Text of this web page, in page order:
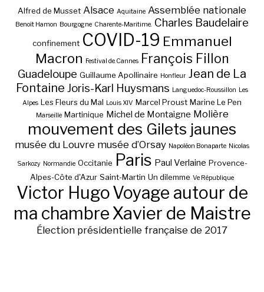
Alfred de Musset Alsace Aquitaine Assemblée nationale
Benoît Hamon Bourgogne Charente-Maritime. Charles Baudelaire
confinement COVID-19 Emmanuel
Macron
Festival de Cannes François Fillon
Guadeloupe Guillaume Apollinaire Honfleur Jean de La
Fontaine Joris-Karl Huysmans Languedoc-Roussillon Les
Alpes Les Fleurs du Mal Louis XIV Marcel Proust Marine Le Pen
Marseille Martinique Michel de Montaigne Molière
mouvement des Gilets jaunes
musée du Louvre musée d’Orsay Napoléon Bonaparte Nicolas
Sarkozy Normandie Occitanie Paris Paul Verlaine Provence-
Alpes-Côte d'Azur Saint-Martin Un dilemme Ve République
Victor HugoVoyage autour de
ma chambreXavier de Maistre
Élection présidentielle française de 2017